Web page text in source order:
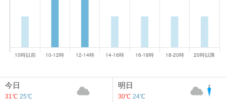
今日
31℃ 25℃
明日
30℃ 24℃